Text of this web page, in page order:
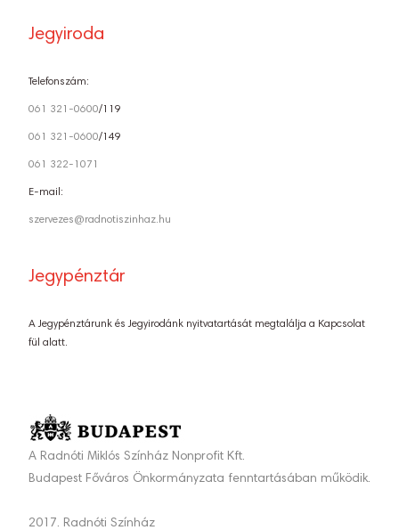
Jegyiroda
Telefonszám:
061 321-0600/119
061 321-0600/149
061 322-1071
E-mail:
szervezes@radnotiszinhaz.hu
Jegypénztár
A Jegypénztárunk és Jegyirodánk nyitvatartását megtalálja a Kapcsolat
fül alatt.
A Radnóti Miklós Színház Nonprofit Kft.
Budapest Főváros Önkormányzata fenntartásában működik.
2017. Radnóti Színház